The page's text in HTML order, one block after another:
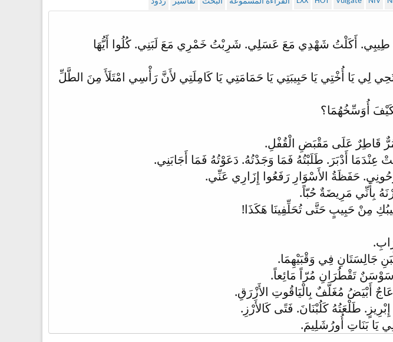
أَكَلْتُ شَهْدِي مَعَ عَسَلِي. شَرِبْتُ خَمْرِي مَعَ لَبَنِي. كُلُوا أَيُّهَا
لِي يَا أُخْتِي يَا حَبِيبَتِي يَا حَمَامَتِي يَا كَامِلَتِي لأَنَّ رَأْسِي امْتَلَأَ مِنَ الطَّلِّ
أُوَسِّخُهُمَا؟
قَاطِرٌ عَلَى مَقْبَضِ الْقُفْلِ.
أَدْبَرَ. طَلَبْتُهُ فَمَا وَجَدْتُهُ. دَعَوْتُهُ فَمَا أَجَابَنِي.
حَفَظَةُ الأَسْوَارِ رَفَعُوا إِزَارِي عَنِّي.
بِأَنِّي مَرِيضَةٌ حُبّاً.
مِنْ حَبِيبٍ حَتَّى تُحَلِّفِينَا هَكَذَا!
جَالِسَتَانِ فِي وَقْبَيْهِمَا.
سَوْسَنٌ تَقْطُرَانِ مُرّاً مَائِعاً.
أَبْيَضُ مُغَلَّفٌ بِالْيَاقُوتِ الأَزْرَقِ.
طَلْعَتُهُ كَلُبْنَانَ. فَتًى كَالأَرْزِ.
يَا بَنَاتِ أُورُشَلِيمَ.